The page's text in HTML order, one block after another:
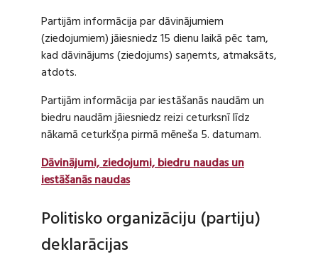
Partijām informācija par dāvinājumiem
(ziedojumiem) jāiesniedz 15 dienu laikā pēc tam,
kad dāvinājums (ziedojums) saņemts, atmaksāts,
atdots.
Partijām informācija par iestāšanās naudām un
biedru naudām jāiesniedz reizi ceturksnī līdz
nākamā ceturkšņa pirmā mēneša 5. datumam.
Dāvinājumi, ziedojumi, biedru naudas un
iestāšanās naudas
Politisko organizāciju (partiju)
deklarācijas